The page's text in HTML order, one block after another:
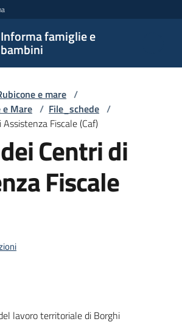
Informa famiglie e
bambini
e mare /
Mare / File_schede /
Fiscale (Caf)
Centri di
Fiscale
lavoro territoriale di Borghi